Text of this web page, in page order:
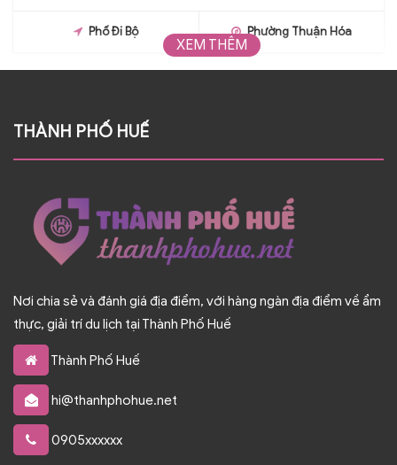
Phố Đi Bộ Phường Thuận Hóa
XEM THÊM
THÀNH PHỐ HUẾ
Nơi chia sẻ và đánh giá địa điểm, với hàng ngàn địa điểm về ẩm
thực, giải trí du lịch tại Thành Phố Huế
Thành Phố Huế
hi@thanhphohue.net
0905xxxxxx